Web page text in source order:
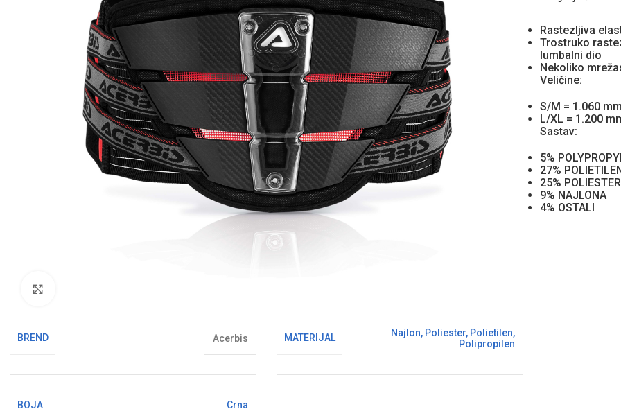
BREND Acerbis MATERIJAL Najlon, Poliester, Polietilen,
Polipropilen
BOJA Crna
Rastezljiva
Trostruko
lumbalni dio
Nekoliko
Veličine:
S/M = 1.060 mm
L/XL = 1.200
Sastav:
5%
27%
25% POLIESTER
9% NAJLONA
4% OSTALI